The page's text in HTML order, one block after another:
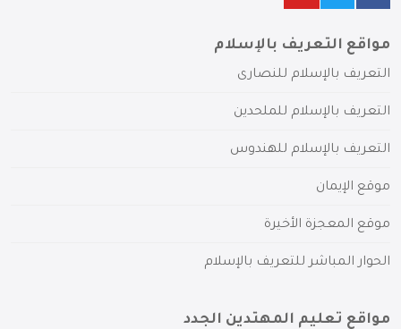
مواقع التعريف بالإسلام
التعريف بالإسلام للنصارى
التعريف بالإسلام للملحدين
التعريف بالإسلام للهندوس
موقع الإيمان
موقع المعجزة الأخيرة
الحوار المباشر للتعريف بالإسلام
مواقع تعليم المهتدين الجدد